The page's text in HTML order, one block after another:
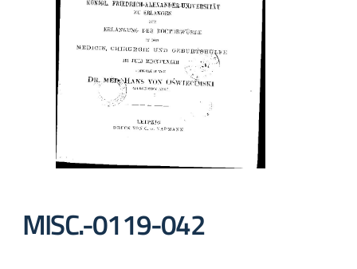
MISC.-0119-042